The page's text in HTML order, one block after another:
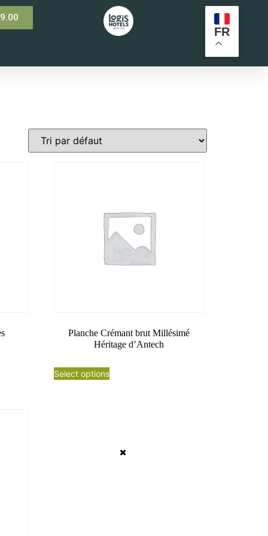
FR
Planche Crémant brut Millésimé
Héritage d’Antech
Select options